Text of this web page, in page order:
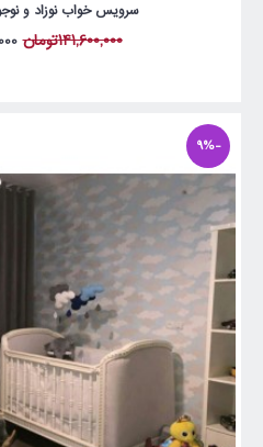
سرویس خواب نوزاد و
141,600,000تومان
-9%